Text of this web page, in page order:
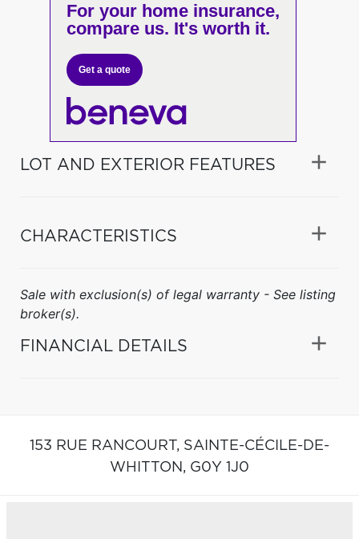
For your home insurance,
compare us. It's worth it.
Get a quote
LOT AND EXTERIOR FEATURES
CHARACTERISTICS
Sale with exclusion(s) of legal warranty - See listing
broker(s).
FINANCIAL DETAILS
153 RUE RANCOURT, SAINTE-CÉCILE-DE-
WHITTON, G0Y 1J0